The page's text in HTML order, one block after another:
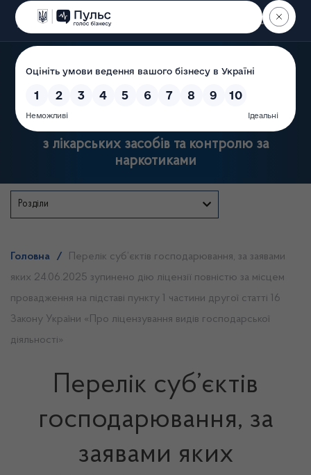
Пошук
Державна служба України
з лікарських засобів та контролю за
наркотиками
Розділи
Головна /
Перелік суб’єктів господарювання, за заявами
яких 24.06.2025 зупинено дію ліцензії повністю за місцем
провадження на підставі пункту 1 частини другої статті 16
Закону України «Про ліцензування видів господарської
діяльності»
Перелік суб’єктів
господарювання, за
заявами яких